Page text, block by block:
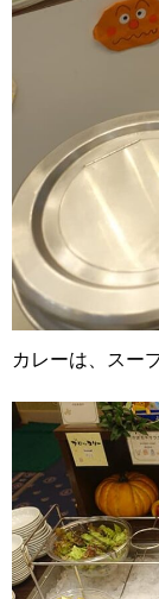
カレーは、スー